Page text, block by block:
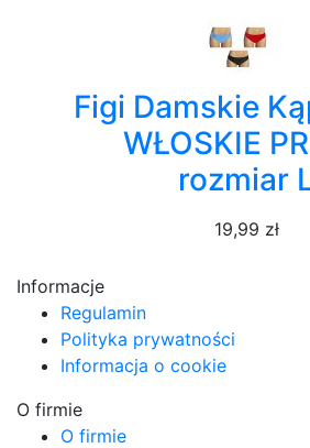
Figi Damskie
WŁOSKIE
rozmiar
19,99 zł
Informacje
Regulamin
Polityka prywatności
Informacja o cookie
O firmie
O firmie